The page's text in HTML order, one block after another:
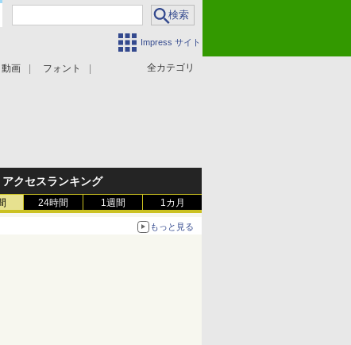
Impress サイト
全カテゴリ
動画 フォント
アクセスランキング
24時間 1週間 1カ月
もっと見る